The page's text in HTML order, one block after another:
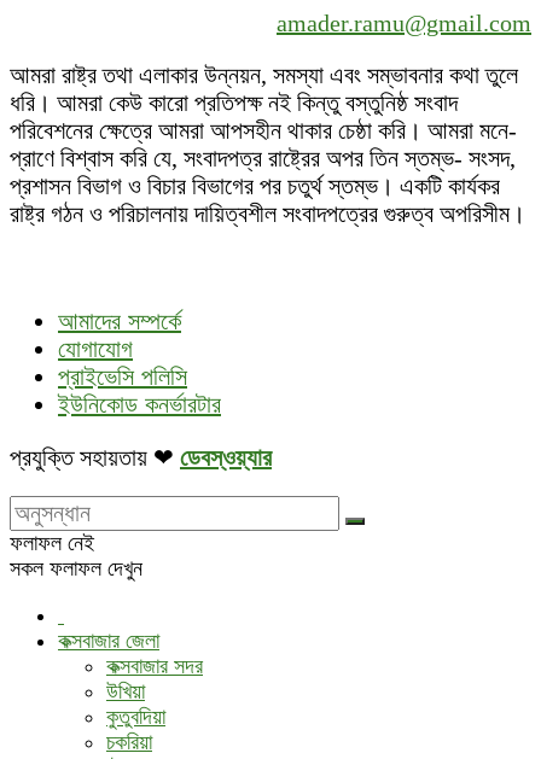
amader.ramu@gmail.com
আমরা রাষ্ট্র তথা এলাকার উন্নয়ন, সমস্যা এবং সম্ভাবনার কথা তুলে
ধরি। আমরা কেউ কারো প্রতিপক্ষ নই কিন্তু বস্তুনিষ্ঠ সংবাদ
পরিবেশনের ক্ষেত্রে আমরা আপসহীন থাকার চেষ্ঠা করি। আমরা মনে-
প্রাণে বিশ্বাস করি যে, সংবাদপত্র রাষ্ট্রের অপর তিন স্তম্ভ- সংসদ,
প্রশাসন বিভাগ ও বিচার বিভাগের পর চতুর্থ স্তম্ভ। একটি কার্যকর
রাষ্ট্র গঠন ও পরিচালনায় দায়িত্বশীল সংবাদপত্রের গুরুত্ব অপরিসীম।
আমাদের সম্পর্কে
যোগাযোগ
প্রাইভেসি পলিসি
ইউনিকোড কনর্ভারটার
প্রযুক্তি সহায়তায় ❤ ডেবস্ওয়্যার
ফলাফল নেই
সকল ফলাফল দেখুন
কক্সবাজার জেলা
কক্সবাজার সদর
উখিয়া
কুতুবদিয়া
চকরিয়া